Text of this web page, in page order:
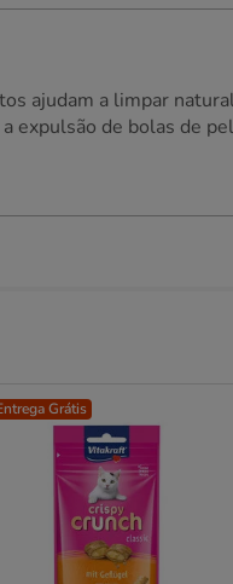
ajudam a limpar
expulsão de bolas de
Grátis